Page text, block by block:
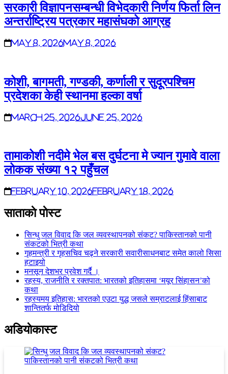
सरकारी विज्ञापनसम्बन्धी विभेदकारी निर्णय फिर्ता लिन
अन्तर्राष्ट्रिय पत्रकार महासंघको आग्रह
May 8, 2026May 8, 2026
कोशी, बागमती, गण्डकी, कर्णाली र सुदूरपश्चिम
प्रदेशका केही स्थानमा हल्का वर्षा
March 25, 2026June 25, 2026
तामाकोशी नदीमे भेल बस दुर्घटना मे ज्यान गुमावे वाला
लोकक संख्या १२ पहुँचल
February 10, 2026February 18, 2026
साताकाे पाेस्ट
सिन्धु जल विवाद कि जल व्यवस्थापनको संकट? पाकिस्तानको पानी
संकटको भित्री कथा
गृहमन्त्री र गृहसचिव चढ्ने सरकारी सवारीसाधनबाट समेत कालो सिसा
हटाइयो
मनसून देशभर प्रवेश गर्दै ।
रहस्य, राजनीति र रक्तपात: भारतको इतिहासमा ‘मयूर सिंहासन’को
कथा
रहस्यमय इतिहास: भारतको एउटा युद्ध जसले सम्राटलाई हिंसाबाट
शान्तितर्फ मोडिदियो
अडियाेकास्ट